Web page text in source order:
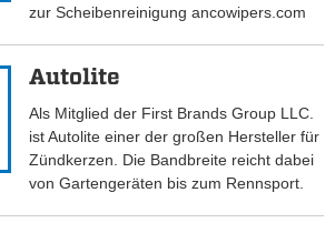
zur Scheibenreinigung ancowipers.com
Autolite
Als Mitglied der First Brands Group LLC.
ist Autolite einer der großen Hersteller für
Zündkerzen. Die Bandbreite reicht dabei
von Gartengeräten bis zum Rennsport.